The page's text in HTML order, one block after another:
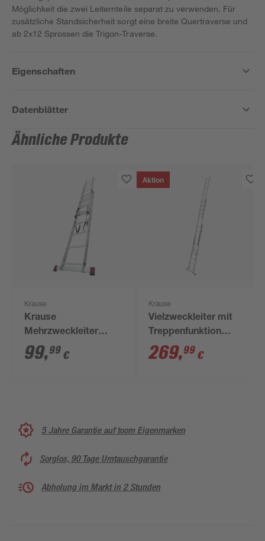
Möglichkeit die zwei Leiternteile separat zu verwenden. Für
zusätzliche Standsicherheit sorgt eine breite Quertraverse und
ab 2x12 Sprossen die Trigon-Traverse.
Eigenschaften
Datenblätter
Ähnliche Produkte
Krause
Krause
Mehrzweckleiter
'Corda' 2 x 8
Sprossen
99,99 €
Aktion
Krause
Vielzweckleiter mit
Treppenfunktion
'Tribilo' 3 x 10
Sprossen
269,99 €
5 Jahre Garantie auf toom Eigenmarken
Sorglos, 90 Tage Umtauschgarantie
Abholung im Markt in 2 Stunden